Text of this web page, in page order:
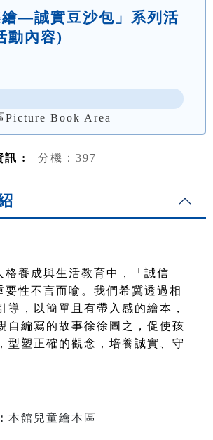
繪—誠實豆沙包」系列活
動內容)
Picture Book Area
訊 : 分機：397
格養成與生活教育中，「誠信
要性不言而喻。我們希冀透過相
導，以簡單且有帶入感的繪本，
自編寫的故事徐徐圖之，促使孩
型塑正確的觀念，培養誠實、守
本館兒童繪本區